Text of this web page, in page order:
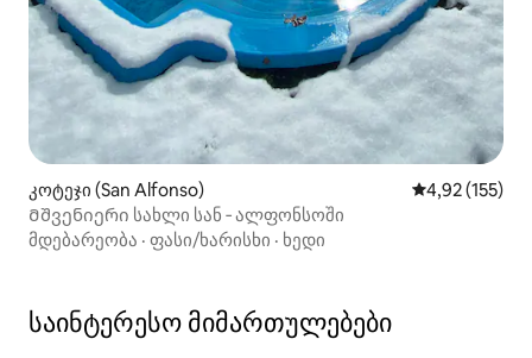
კოტეჯი (San Alfonso) საშუალო
4,92 (155)
Მშვენიერი სახლი სან ‑ ალფონსოში
მდებარეობა · ფასი/ხარისხი · ხედი
საინტერესო მიმართულებები